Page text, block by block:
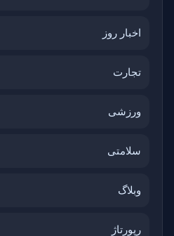
اخبار روز
تجارت
ورزشی
سلامتی
وبلاگ
رپورتاژ